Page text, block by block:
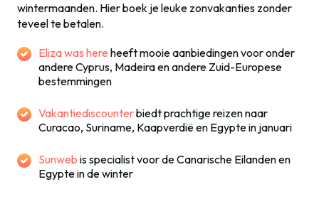
wintermaanden. Hier boek je leuke zonvakanties zonder
teveel te betalen.
Eliza was here heeft mooie aanbiedingen voor onder
andere Cyprus, Madeira en andere Zuid-Europese
bestemmingen
Vakantiediscounterbiedt prachtige reizen naar
Curacao, Suriname, Kaapverdië en Egypte in januari
Sunweb is specialist voor de Canarische Eilanden en
Egypte in de winter